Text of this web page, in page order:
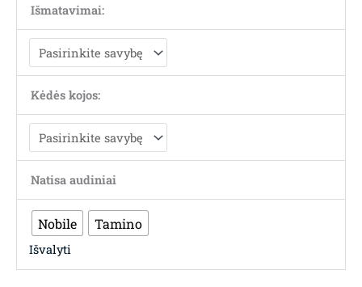
Išmatavimai:
Kėdės kojos:
Natisa audiniai
Nobile Tamino
Išvalyti